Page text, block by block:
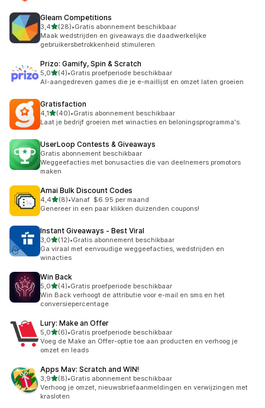
Gleam Competitions
3,4van 5 sterren
(28)
28 recensies in totaal
•Gratis abonnement beschikbaar
Maak wedstrijden en giveaways die daadwerkelijke
gebruikersbetrokkenheid stimuleren
Prizo: Gamify, Spin & Scratch
5,0van 5 sterren
(4)
4 recensies in totaal
•Gratis proefperiode beschikbaar
AI-aangedreven games die je e-maillijst en omzet laten groeien
Gratisfaction
4,1van 5 sterren
(40)
40 recensies in totaal
•Gratis abonnement beschikbaar
Laat je bedrijf groeien met winacties en beloningsprogramma's.
UserLoop Contests & Giveaways
Gratis abonnement beschikbaar
Weggeefacties met bonusacties die van deelnemers promotors
maken
Amai Bulk Discount Codes
4,4van 5 sterren
(8)
8 recensies in totaal
•Vanaf $6.95 per maand
Genereer in een paar klikken duizenden coupons!
Instant Giveaways ‑ Best Viral
3,0van 5 sterren
(12)
12 recensies in totaal
•Gratis abonnement beschikbaar
Ga viraal met eenvoudige weggeefacties, wedstrijden en
winacties
Win Back
5,0van 5 sterren
(4)
4 recensies in totaal
•Gratis proefperiode beschikbaar
Win Back verhoogt de attributie voor e-mail en sms en het
conversiepercentage
Lury: Make an Offer
5,0van 5 sterren
(6)
6 recensies in totaal
•Gratis proefperiode beschikbaar
Voeg de Make an Offer-optie toe aan producten en verhoog je
omzet en leads
Apps Mav: Scratch and WIN!
3,9van 5 sterren
(8)
8 recensies in totaal
•Gratis abonnement beschikbaar
Verhoog je omzet, nieuwsbriefaanmeldingen en verwijzingen met
krasloten